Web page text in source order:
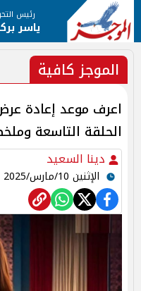
رئيس
ياسر
الموجز كافية
اعرف موعد إعادة
الحلقة التاسعة
دينا السعيد
الإثنين 10/مارس/2025 - 11:16 ص